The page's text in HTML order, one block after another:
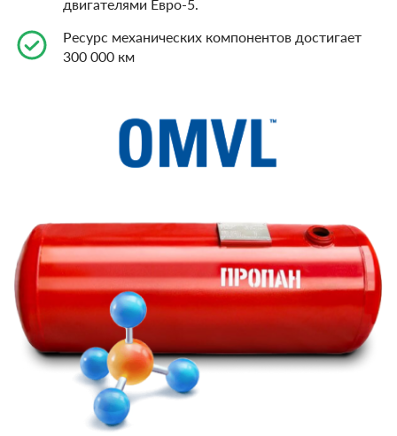
двигателями Евро-5.
Ресурс механических компонентов достигает
300 000 км